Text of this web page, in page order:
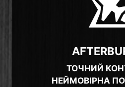
ТОЧНИЙ
НЕЙМОВІРНА